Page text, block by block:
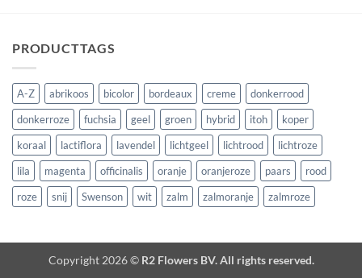
PRODUCTTAGS
A-Z abrikoos bicolor bordeaux creme
donkerrood
donkerroze
fuchsia geel groen hybrid itoh
koper
koraal
lactiflora lavendel lichtgeel lichtrood
lichtroze
lila
magenta officinalis oranje oranjeroze paars
rood
roze
snij Swenson wit zalm zalmoranje zalmroze
Copyright 2026 © R2 Flowers BV. All rights reserved.